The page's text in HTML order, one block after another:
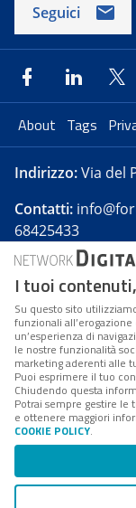
Seguici
About Tags
Indirizzo:Via del
Contatti:
68425433
Forumpa.itè
presso Registro
Reg. n. 182 del 2
FPA s.r.l.
Coordinamento
è un'azienda
Codice Fiscale/
I tuoi
Su questo sito
funzionali
un’esperienza di
le nostre funzionalità
marketing aderenti alle
Puoi esprimere il tuo
Chiudendo questa
Potrai sempre gestire le
e ottenere maggiori
COOKIE POLICY.